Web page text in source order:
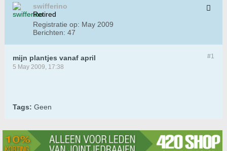
swifferino
Retired
Registratie op: May 2009
Berichten: 47
#1
mijn plantjes vanaf april
5 May 2009, 17:38
Tags: Geen